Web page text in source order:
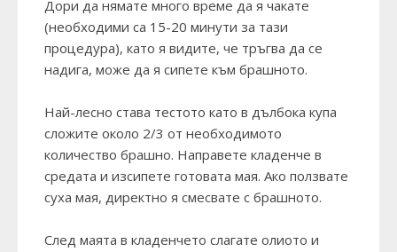
Дори да нямате много време да я чакате
(необходими са 15-20 минути за тази
процедура), като я видите, че тръгва да се
надига, може да я сипете към брашното.
Най-лесно става тестото като в дълбока купа
сложите около 2/3 от необходимото
количество брашно. Направете кладенче в
средата и изсипете готовата мая. Ако ползвате
суха мая, директно я смесвате с брашното.
След маята в кладенчето слагате олиото и